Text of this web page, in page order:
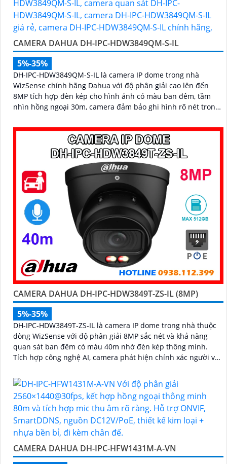
CAMERA DAHUA DH-IPC-HDW3849QM-S-IL
5%-35%
DH-IPC-HDW3849QM-S-IL là camera IP dome trong nhà
WizSense chính hãng Dahua với độ phân giải cao lên đến
8MP tích hợp đèn kép cho hình ảnh có màu ban đêm, tầm
nhìn hồng ngoại 30m, camera đảm bảo ghi hình rõ nét trong
tích hợp micro ghi âm, chuẩn POE và khả năng nhận diện
chính xác người và phương tiện giám sát an ninh tốt
CAMERA DAHUA DH-IPC-HDW3849T-ZS-IL (8MP)
5%-35%
DH-IPC-HDW3849T-ZS-IL là camera IP dome trong nhà thuộc
dòng WizSense với độ phân giải 8MP sắc nét và khả năng
quan sát ban đêm có màu 40m nhờ đèn kép thông minh.
Tích hợp công nghệ AI, camera phát hiện chính xác người và
512GB đảm bảo lưu trữ linh hoạt và chi tiết, hỗ trợ PoE tiện
lợi đây là giải pháp giám sát an ninh hiệu quả
CAMERA DAHUA DH-IPC-HFW1431M-A-VN